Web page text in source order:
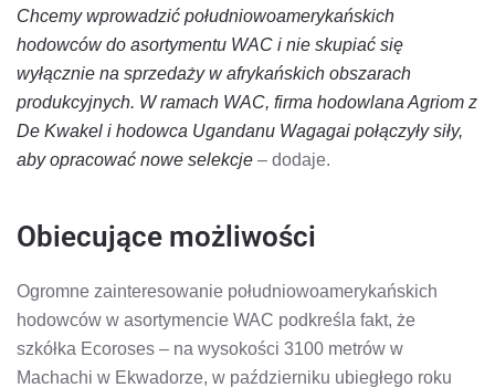
Chcemy wprowadzić południowoamerykańskich
hodowców do asortymentu WAC i nie skupiać się
wyłącznie na sprzedaży w afrykańskich obszarach
produkcyjnych. W ramach WAC, firma hodowlana Agriom z
De Kwakel i hodowca Ugandanu Wagagai połączyły siły,
aby opracować nowe selekcje – dodaje.
Obiecujące możliwości
Ogromne zainteresowanie południowoamerykańskich
hodowców w asortymencie WAC podkreśla fakt, że
szkółka Ecoroses – na wysokości 3100 metrów w
Machachi w Ekwadorze, w październiku ubiegłego roku